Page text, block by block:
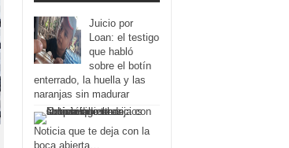
Juicio por
Loan: el testigo
que habló
sobre el botín
enterrado, la huella y las
naranjas sin madurar
Noticia que te deja con la
boca abierta…